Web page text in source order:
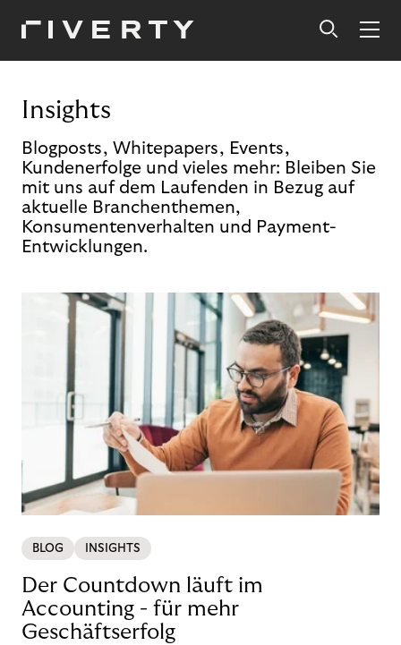
Insights
Blogposts, Whitepapers, Events,
Kundenerfolge und vieles mehr: Bleiben Sie
mit uns auf dem Laufenden in Bezug auf
aktuelle Branchenthemen,
Konsumentenverhalten und Payment-
Entwicklungen.
BLOG INSIGHTS
Der Countdown läuft im
Accounting - für mehr
Geschäftserfolg